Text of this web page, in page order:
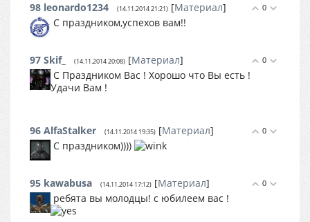
0
98 leonardo1234 (14.11.2014 21:21) [Материал]
С праздником,успехов вам!!
0
97 Skif_ (14.11.2014 20:08) [Материал]
С Праздником Вас ! Хорошо что Вы есть !
Удачи Вам !
0
96 AlfaStalker (14.11.2014 19:35) [Материал]
С праздником))))
0
95 kawabusa (14.11.2014 17:12) [Материал]
ребята вы молодцы! с юбилеем вас !